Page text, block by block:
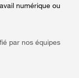
numérique ou
par nos équipes